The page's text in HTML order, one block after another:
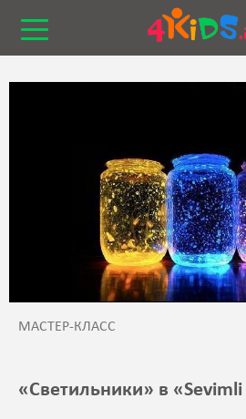
МАСТЕР-КЛАСС
«Светильники» в «Sevimli